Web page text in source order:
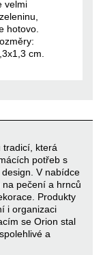
velmi
hotovo.
cm.
tradicí, která
potřeb s
V nabídce
pečení a hrnců
Produkty
i organizaci
se Orion stal
a